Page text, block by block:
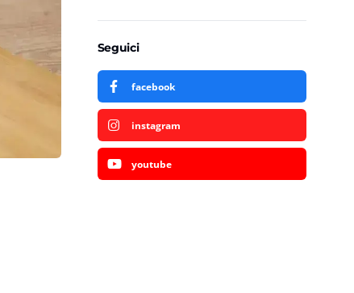
Seguici
facebook
instagram
youtube